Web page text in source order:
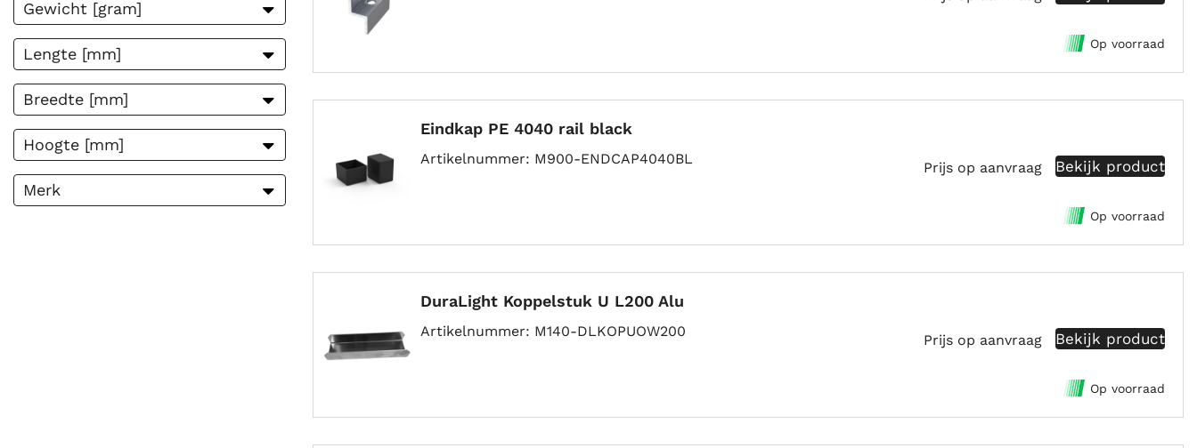
Gewicht [gram]
Lengte [mm]
Breedte [mm]
Hoogte [mm]
Merk
Op voorraad
Eindkap PE 4040 rail black
Artikelnummer M900-ENDCAP4040BL
Prijs op aanvraag Bekijk product
Op voorraad
DuraLight Koppelstuk U L200 Alu
Artikelnummer M140-DLKOPUOW200
Prijs op aanvraag Bekijk product
Op voorraad